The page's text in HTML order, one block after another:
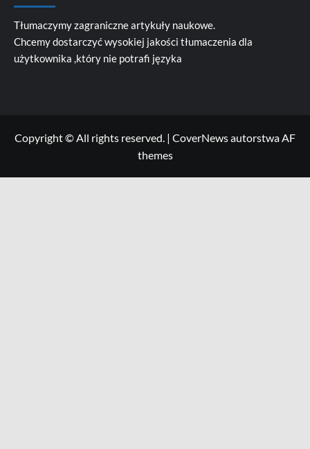
Tłumaczymy zagraniczne artykuły naukowe.
Chcemy dostarczyć wysokiej jakości tłumaczenia dla
użytkownika ,który nie potrafi języka
Copyright © All rights reserved. | CoverNewsautorstwa AF
themes